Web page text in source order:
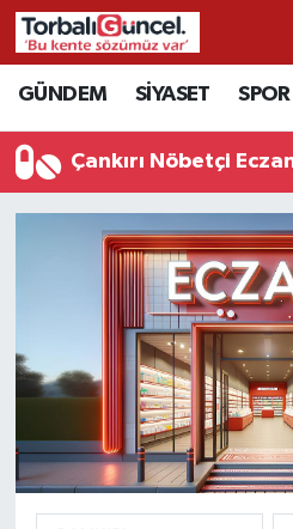
GÜNDEM SİYASET SPOR
Çankırı Nöbetçi
İzmir Nöbetçi Eczaneler
İzmir Hava Durumu
İzmir Namaz Vakitleri
İzmir Trafik Yoğunluk
Süper Lig Puan
Tüm Manşetler
Son Dakika Haberleri
Haber Arşivi